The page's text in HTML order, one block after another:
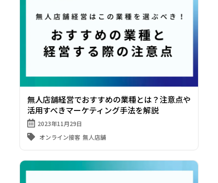
無人店舗経営でおすすめの業種とは？注意点や
活用すべきマーケティング手法を解説
2023年11月29日
オンライン接客 無人店舗